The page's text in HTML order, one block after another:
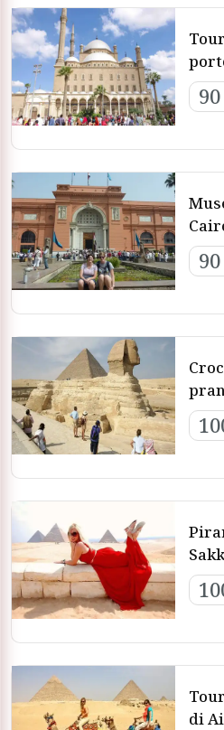
viaggi per scoprire la natura
cultura vibrante .avrete un
Sokhna dalla vostra nave di
Una volta terminata la vostra
Sokhna Potrete prenotare
Escursioni e
El
I nostri pacchetti ESCURSIONI
l`opportunita` di visitare i siti
più apprezzate tramite
Potrete esplorare una varieta`
includono la visita alle piramidi
visita del museo Egizio .con
scoprite la ricca cultura e le
dell`Egitto .oltre gustare il cibo
nella vivace cultura del Cairo
prenotando tramite
Le 5 migliori
di